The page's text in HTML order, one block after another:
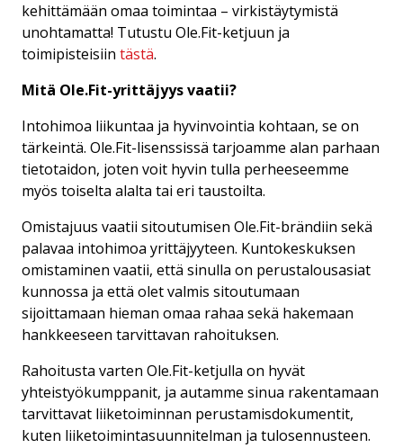
kehittämään omaa toimintaa – virkistäytymistä
unohtamatta! Tutustu Ole.Fit-ketjuun ja
toimipisteisiin tästä.
Mitä Ole.Fit-yrittäjyys vaatii?
Intohimoa liikuntaa ja hyvinvointia kohtaan, se on
tärkeintä. Ole.Fit-lisenssissä tarjoamme alan parhaan
tietotaidon, joten voit hyvin tulla perheeseemme
myös toiselta alalta tai eri taustoilta.
Omistajuus vaatii sitoutumisen Ole.Fit-brändiin sekä
palavaa intohimoa yrittäjyyteen. Kuntokeskuksen
omistaminen vaatii, että sinulla on perustalousasiat
kunnossa ja että olet valmis sitoutumaan
sijoittamaan hieman omaa rahaa sekä hakemaan
hankkeeseen tarvittavan rahoituksen.
Rahoitusta varten Ole.Fit-ketjulla on hyvät
yhteistyökumppanit, ja autamme sinua rakentamaan
tarvittavat liiketoiminnan perustamisdokumentit,
kuten liiketoimintasuunnitelman ja tulosennusteen.